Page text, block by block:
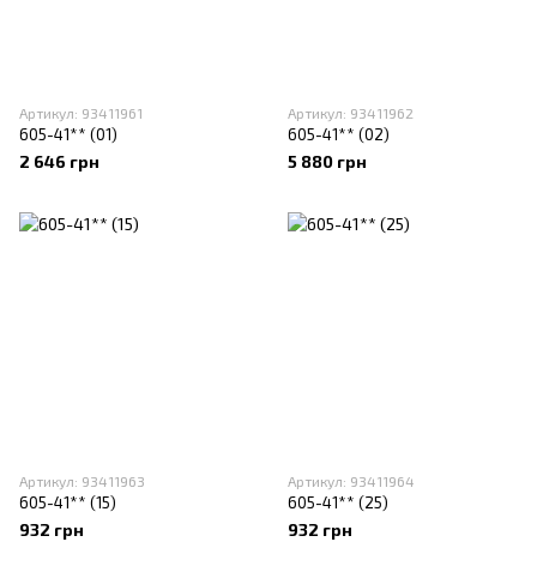
Артикул: 93411961
605-41** (01)
2 646 грн
Артикул: 93411962
605-41** (02)
5 880 грн
Артикул: 93411963
605-41** (15)
932 грн
Артикул: 93411964
605-41** (25)
932 грн